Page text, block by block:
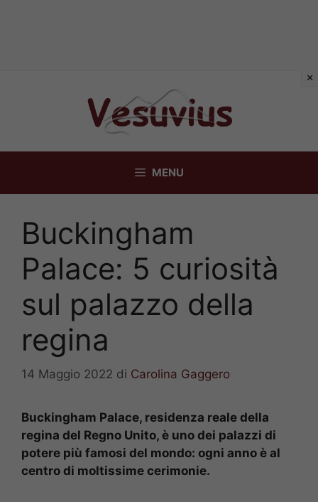
MENU
Buckingham
Palace: 5 curiosità
sul palazzo della
regina
14 Maggio 2022 di Carolina Gaggero
Buckingham Palace, residenza reale della
regina del Regno Unito, è uno dei palazzi di
potere più famosi del mondo: ogni anno è al
centro di moltissime cerimonie.